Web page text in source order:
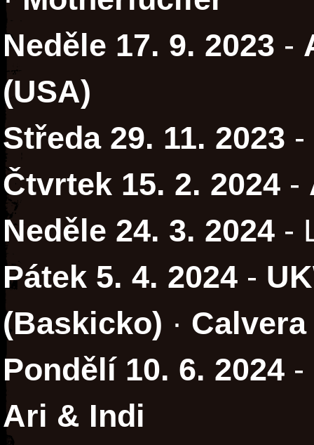
Neděle 17. 9. 2023 -
(USA)
Středa 29. 11. 2023 -
Čtvrtek 15. 2. 2024 -
Neděle 24. 3. 2024 -
Pátek 5. 4. 2024 -
(Baskicko) · Calvera
Pondělí 10. 6. 2024 -
Ari & Indi